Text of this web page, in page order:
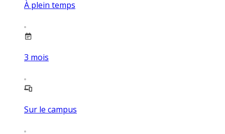
À plein temps
3 mois
Sur le campus